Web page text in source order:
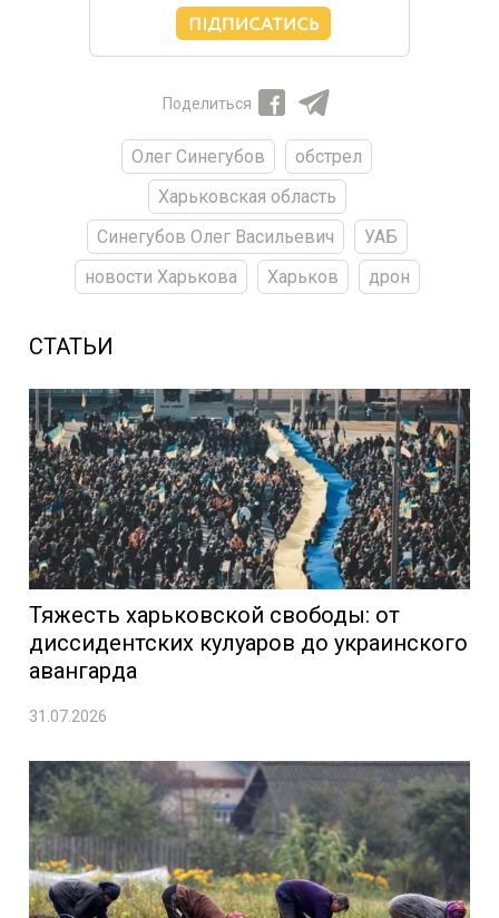
Поделиться
Олег Синегубов
обстрел
Харьковская область
Синегубов Олег Васильевич
УАБ
новости Харькова
Харьков дрон
СТАТЬИ
Тяжесть харьковской свободы: от
диссидентских кулуаров до украинского
авангарда
31.07.2026